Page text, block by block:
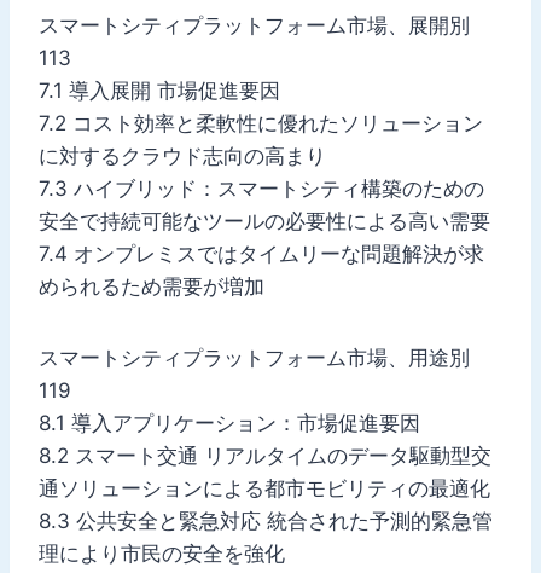
スマートシティプラットフォーム市場、展開別
113
7.1 導入展開 市場促進要因
7.2 コスト効率と柔軟性に優れたソリューション
に対するクラウド志向の高まり
7.3 ハイブリッド：スマートシティ構築のための
安全で持続可能なツールの必要性による高い需要
7.4 オンプレミスではタイムリーな問題解決が求
められるため需要が増加
スマートシティプラットフォーム市場、用途別
119
8.1 導入アプリケーション：市場促進要因
8.2 スマート交通 リアルタイムのデータ駆動型交
通ソリューションによる都市モビリティの最適化
8.3 公共安全と緊急対応 統合された予測的緊急管
理により市民の安全を強化